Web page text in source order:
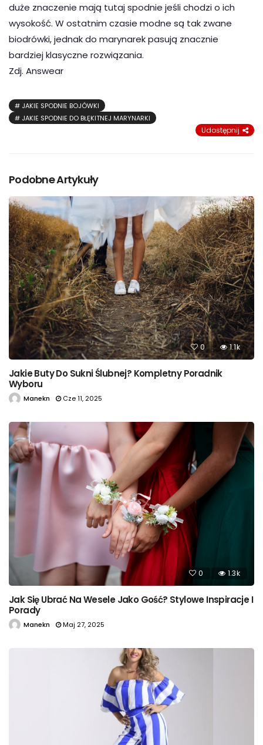
duże znaczenie mają tutaj spodnie jeśli chodzi o ich
wysokość. W ostatnim czasie modne są tak zwane
biodrówki, jednak do marynarek pasują znacznie
bardziej klasyczne rozwiązania.
Zdj. Answear
JAKIE SPODNIE BOJÓWKI
JAKIE SPODNIE DO BŁĘKITNEJ MARYNARKI
Udostępnij
Podobne Artykuły
0 1.1k
Jakie Buty Do Sukni Ślubnej? Kompletny Poradnik
Wyboru
Manekn Cze 11, 2025
0 1.3k
Jak Się Ubrać Na Wesele Jako Gość? Stylowe Inspiracje I
Porady
Manekn Maj 27, 2025